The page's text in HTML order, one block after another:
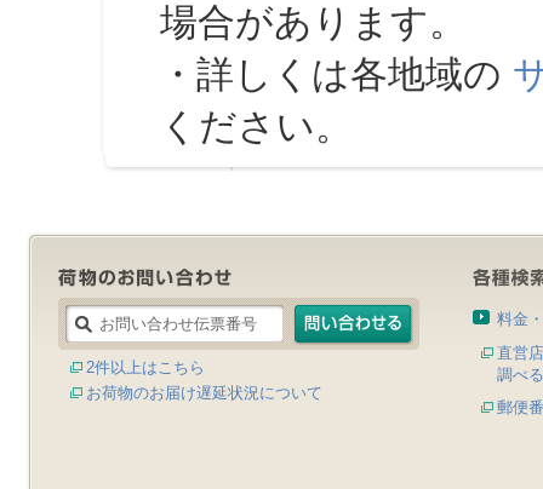
場合があります。
・詳しくは各地域の
ください。
2件以上はこちら
お荷物のお届け遅延状況について
料金
直営
調べる
郵便